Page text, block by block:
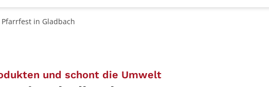
in Gladbach
und schont die Umwelt: